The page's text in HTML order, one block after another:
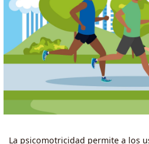
La psicomotricidad permite a los